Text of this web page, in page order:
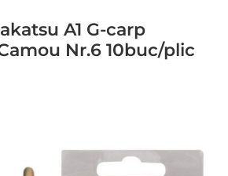
A1 G-carp
Nr.6 10buc/plic